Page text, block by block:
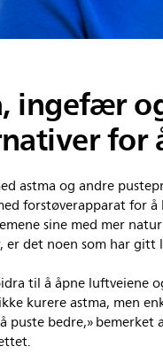
ingefær
for
astma og andre
forstøverapparat for
sine med mer
er det noen som har
til å åpne luftveiene
kurere astma, men
puste bedre,»